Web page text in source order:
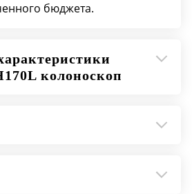
бюджета.
колоноскоп